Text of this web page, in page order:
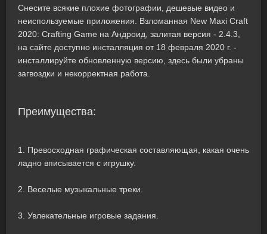
Снесите всякие плохие фотографии, дешевые видео и
неиспользуемые приложения. Взломанная New Maxi Craft
2020: Crafting Game на Андроид, залитая версия - 2.4.3,
на сайте доступно инсталляция от 18 февраля 2020 г. -
инсталлируйте обновленную версию, здесь были убраны
загвоздки и некорректная работа.
Преимущества:
1. Превосходная графическая составляющая, какая очень
ладно вписывается с игрушку.
2. Веселые музыкальные треки.
3. Увлекательные игровые задания.